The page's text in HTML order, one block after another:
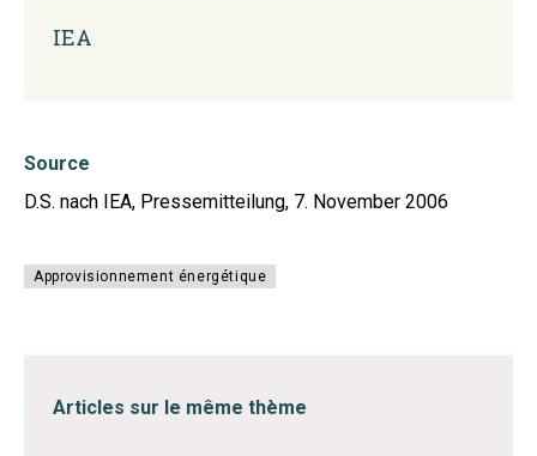
IEA
Source
D.S. nach IEA, Pressemitteilung, 7. November 2006
Approvisionnement énergétique
Articles sur le même thème